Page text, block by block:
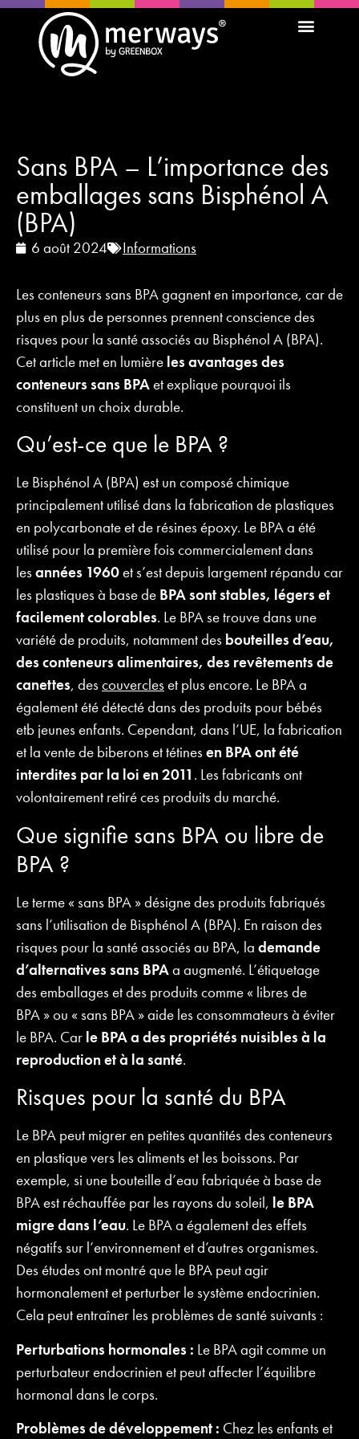
Sans BPA – L’importance des
emballages sans Bisphénol A
(BPA)
6 août 2024 Informations
Les conteneurs sans BPA gagnent en importance, car de
plus en plus de personnes prennent conscience des
risques pour la santé associés au Bisphénol A (BPA).
Cet article met en lumière les avantages des
conteneurs sans BPAet explique pourquoi ils
constituent un choix durable.
Qu’est-ce que le BPA ?
Le Bisphénol A (BPA) est un composé chimique
principalement utilisé dans la fabrication de plastiques
en polycarbonate et de résines époxy. Le BPA a été
utilisé pour la première fois commercialement dans
lesannées 1960et s’est depuis largement répandu car
les plastiques à base de BPA sont stables, légers et
facilement colorables. Le BPA se trouve dans une
variété de produits, notamment des bouteilles d’eau,
des conteneurs alimentaires, des revêtements de
canettes, descouvercleset plus encore. Le BPA a
également été détecté dans des produits pour bébés
etb jeunes enfants. Cependant, dans l’UE, la fabrication
et la vente de biberons et tétinesen BPA ont été
interdites par la loi en 2011 . Les fabricants ont
volontairement retiré ces produits du marché.
Que signifie sans BPA ou libre de
BPA ?
Le terme « sans BPA » désigne des produits fabriqués
sans l’utilisation de Bisphénol A (BPA). En raison des
risques pour la santé associés au BPA, la demande
d’alternatives sans BPAa augmenté. L’étiquetage
des emballages et des produits comme « libres de
BPA » ou « sans BPA » aide les consommateurs à éviter
le BPA. Car le BPA a des propriétés nuisibles à la
reproduction et à la santé.
Risques pour la santé du BPA
Le BPA peut migrer en petites quantités des conteneurs
en plastique vers les aliments et les boissons. Par
exemple, si une bouteille d’eau fabriquée à base de
BPA est réchauffée par les rayons du soleil, le BPA
migre dans l’eau. Le BPA a également des effets
négatifs sur l’environnement et d’autres organismes.
Des études ont montré que le BPA peut agir
hormonalement et perturber le système endocrinien.
Cela peut entraîner les problèmes de santé suivants :
Perturbations hormonales : Le BPA agit comme un
perturbateur endocrinien et peut affecter l’équilibre
hormonal dans le corps.
Problèmes de développement : Chez les enfants et